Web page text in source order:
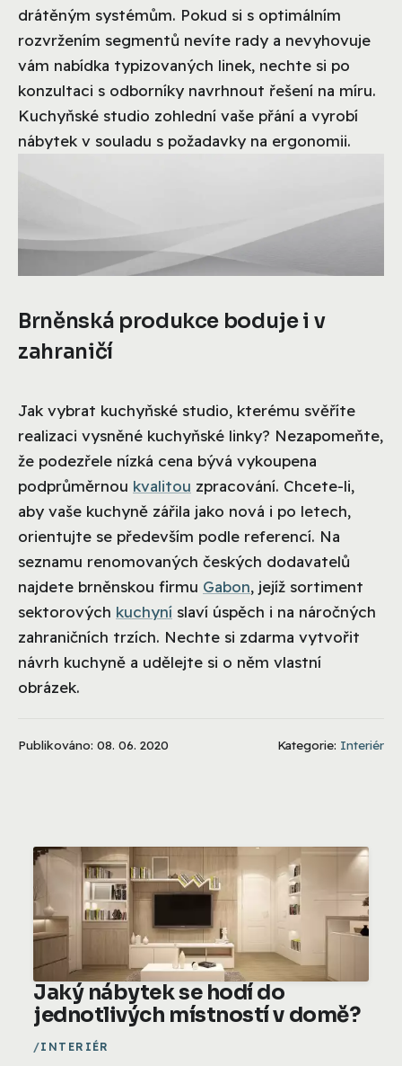
drátěným systémům. Pokud si s optimálním
rozvržením segmentů nevíte rady a nevyhovuje
vám nabídka typizovaných linek, nechte si po
konzultaci s odborníky navrhnout řešení na míru.
Kuchyňské studio zohlední vaše přání a vyrobí
nábytek v souladu s požadavky na ergonomii.
Brněnská produkce boduje i v
zahraničí
Jak vybrat kuchyňské studio, kterému svěříte
realizaci vysněné kuchyňské linky? Nezapomeňte,
že podezřele nízká cena bývá vykoupena
podprůměrnou kvalitou zpracování. Chcete-li,
aby vaše kuchyně zářila jako nová i po letech,
orientujte se především podle referencí. Na
seznamu renomovaných českých dodavatelů
najdete brněnskou firmu Gabon, jejíž sortiment
sektorových kuchyní slaví úspěch i na náročných
zahraničních trzích. Nechte si zdarma vytvořit
návrh kuchyně a udělejte si o něm vlastní
obrázek.
Publikováno: 08. 06. 2020 Kategorie: Interiér
Jaký nábytek se hodí do
jednotlivých místností v domě?
INTERIÉR